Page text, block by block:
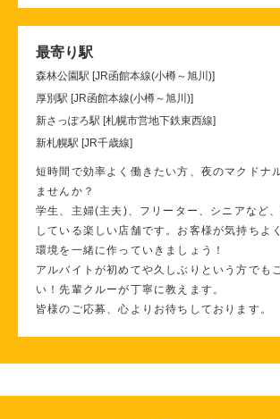
最寄り駅
森林公園駅 [JR函館本線(小樽～旭川)]
厚別駅 [JR函館本線(小樽～旭川)]
新さっぽろ駅 [札幌市営地下鉄東西線]
新札幌駅 [JR千歳線]
短時間で効率よく働きたい方、夜のマクドナ
ませんか？
学生、主婦(主夫)、フリーター、シニアなど
している楽しい店舗です。お客様が気持ちよ
環境を一緒に作っていきましょう！
アルバイトが初めてや久しぶりという方でも
い！先輩クルーが丁寧に教えます。
皆様のご応募、心よりお待ちしております。